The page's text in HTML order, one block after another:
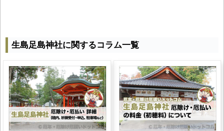
生島足島神社に関するコラム一覧